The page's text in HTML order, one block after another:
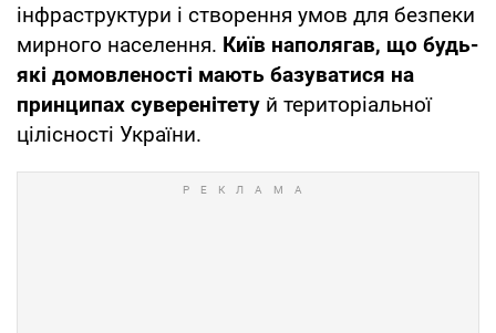
інфраструктури і створення умов для безпеки
мирного населення. Київ наполягав, що будь-
які домовленості мають базуватися на
принципах суверенітету й територіальної
цілісності України.